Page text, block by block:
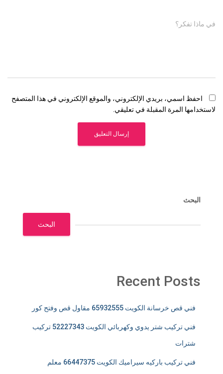
في ماذا تفكر؟
احفظ اسمي، بريدي الإلكتروني، والموقع الإلكتروني في هذا المتصفح
لاستخدامها المرة المقبلة في تعليقي.
البحث
البحث
Recent Posts
فني قص خرسانة الكويت 65932555 مقاول قص وفتح كور
فني تركيب شتر يدوي وكهربائي الكويت 52227343 تركيب
شترات
فني تركيب باركيه سيراميك الكويت 66447375 معلم